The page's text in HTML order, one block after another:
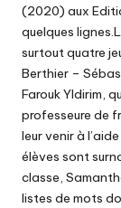
(2020) aux
quelques
surtout quatre
Berthier –
Farouk Yldirim,
professeure de
leur venir à
élèves sont
classe,
listes de mots